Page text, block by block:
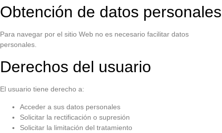
Obtención de datos personales
Para navegar por el sitio Web no es necesario facilitar datos
personales.
Derechos del usuario
El usuario tiene derecho a:
Acceder a sus datos personales
Solicitar la rectificación o supresión
Solicitar la limitación del tratamiento